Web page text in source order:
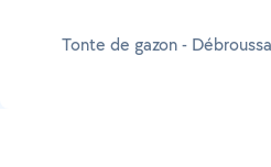
Tonte de gazon -